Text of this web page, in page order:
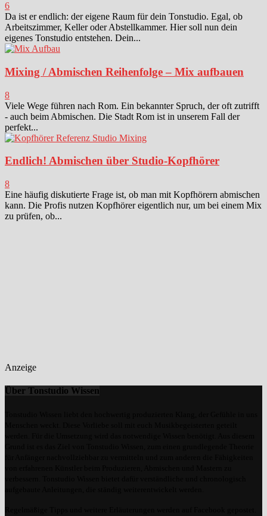
6
Da ist er endlich: der eigene Raum für dein Tonstudio. Egal, ob
Arbeitszimmer, Keller oder Abstellkammer. Hier soll nun dein
eigenes Tonstudio entstehen. Dein...
Mixing / Abmischen Reihenfolge – Mix aufbauen
8
Viele Wege führen nach Rom. Ein bekannter Spruch, der oft zutrifft
- auch beim Abmischen. Die Stadt Rom ist in unserem Fall der
perfekt...
Endlich! Abmischen über Studio-Kopfhörer
8
Eine häufig diskutierte Frage ist, ob man mit Kopfhörern abmischen
kann. Die Profis nutzen Kopfhörer eigentlich nur, um bei einem Mix
zu prüfen, ob...
Anzeige
Über Tonstudio Wissen